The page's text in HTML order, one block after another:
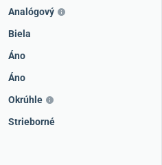
Analógový
Biela
Áno
Áno
Okrúhle
Strieborné